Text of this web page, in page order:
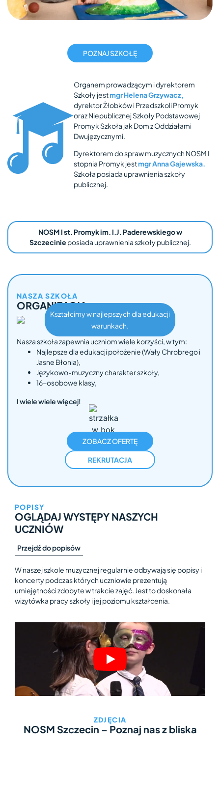
POZNAJ SZKOŁĘ
Organem prowadzącym i dyrektorem
Szkoły jestmgr Helena Grzywacz,
dyrektor Żłobków i Przedszkoli Promyk
oraz Niepublicznej Szkoły Podstawowej
Promyk Szkoła jak Dom z Oddziałami
Dwujęzycznymi.
Dyrektorem do spraw muzycznych NOSM I
stopnia Promyk jestmgr Anna Gajewska.
Szkoła posiada uprawnienia szkoły
publicznej.
NOSM I st. Promyk im. I.J. Paderewskiego w
Szczecinie posiada uprawnienia szkoły publicznej.
NASZA SZKOŁA
ORGANIZACJA
Kształcimy w najlepszych dla edukacji
warunkach.
Nasza szkoła zapewnia uczniom wiele korzyści, w tym:
Najlepsze dla edukacji położenie (Wały Chrobrego i
Jasne Błonia),
Językowo-muzyczny charakter szkoły,
16-osobowe klasy,
I wiele wiele więcej!
ZOBACZ OFERTĘ
REKRUTACJA
POPISY
OGLĄDAJ WYSTĘPY NASZYCH
UCZNIÓW
Przejdź do popisów
W naszej szkole muzycznej regularnie odbywają się popisy i
koncerty podczas których uczniowie prezentują
umiejętności zdobyte w trakcie zajęć. Jest to doskonała
wizytówka pracy szkoły i jej poziomu kształcenia.
ZDJĘCIA
NOSM Szczecin – Poznaj nas z bliska